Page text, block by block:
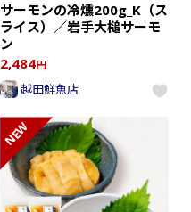
サーモンの冷燻200g_K（ス
ライス）／岩手大槌サーモ
ン
2,484円
越田鮮魚店
NEW